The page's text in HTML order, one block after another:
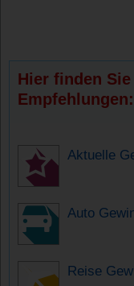
Hier finden
Empfehlungen:
Aktuelle
Auto
Reise